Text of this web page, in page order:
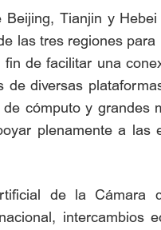
Tianjin y
las tres regiones
de facilitar una
diversas
cómputo y grandes
plenamente a las
de la Cámara
intercambios